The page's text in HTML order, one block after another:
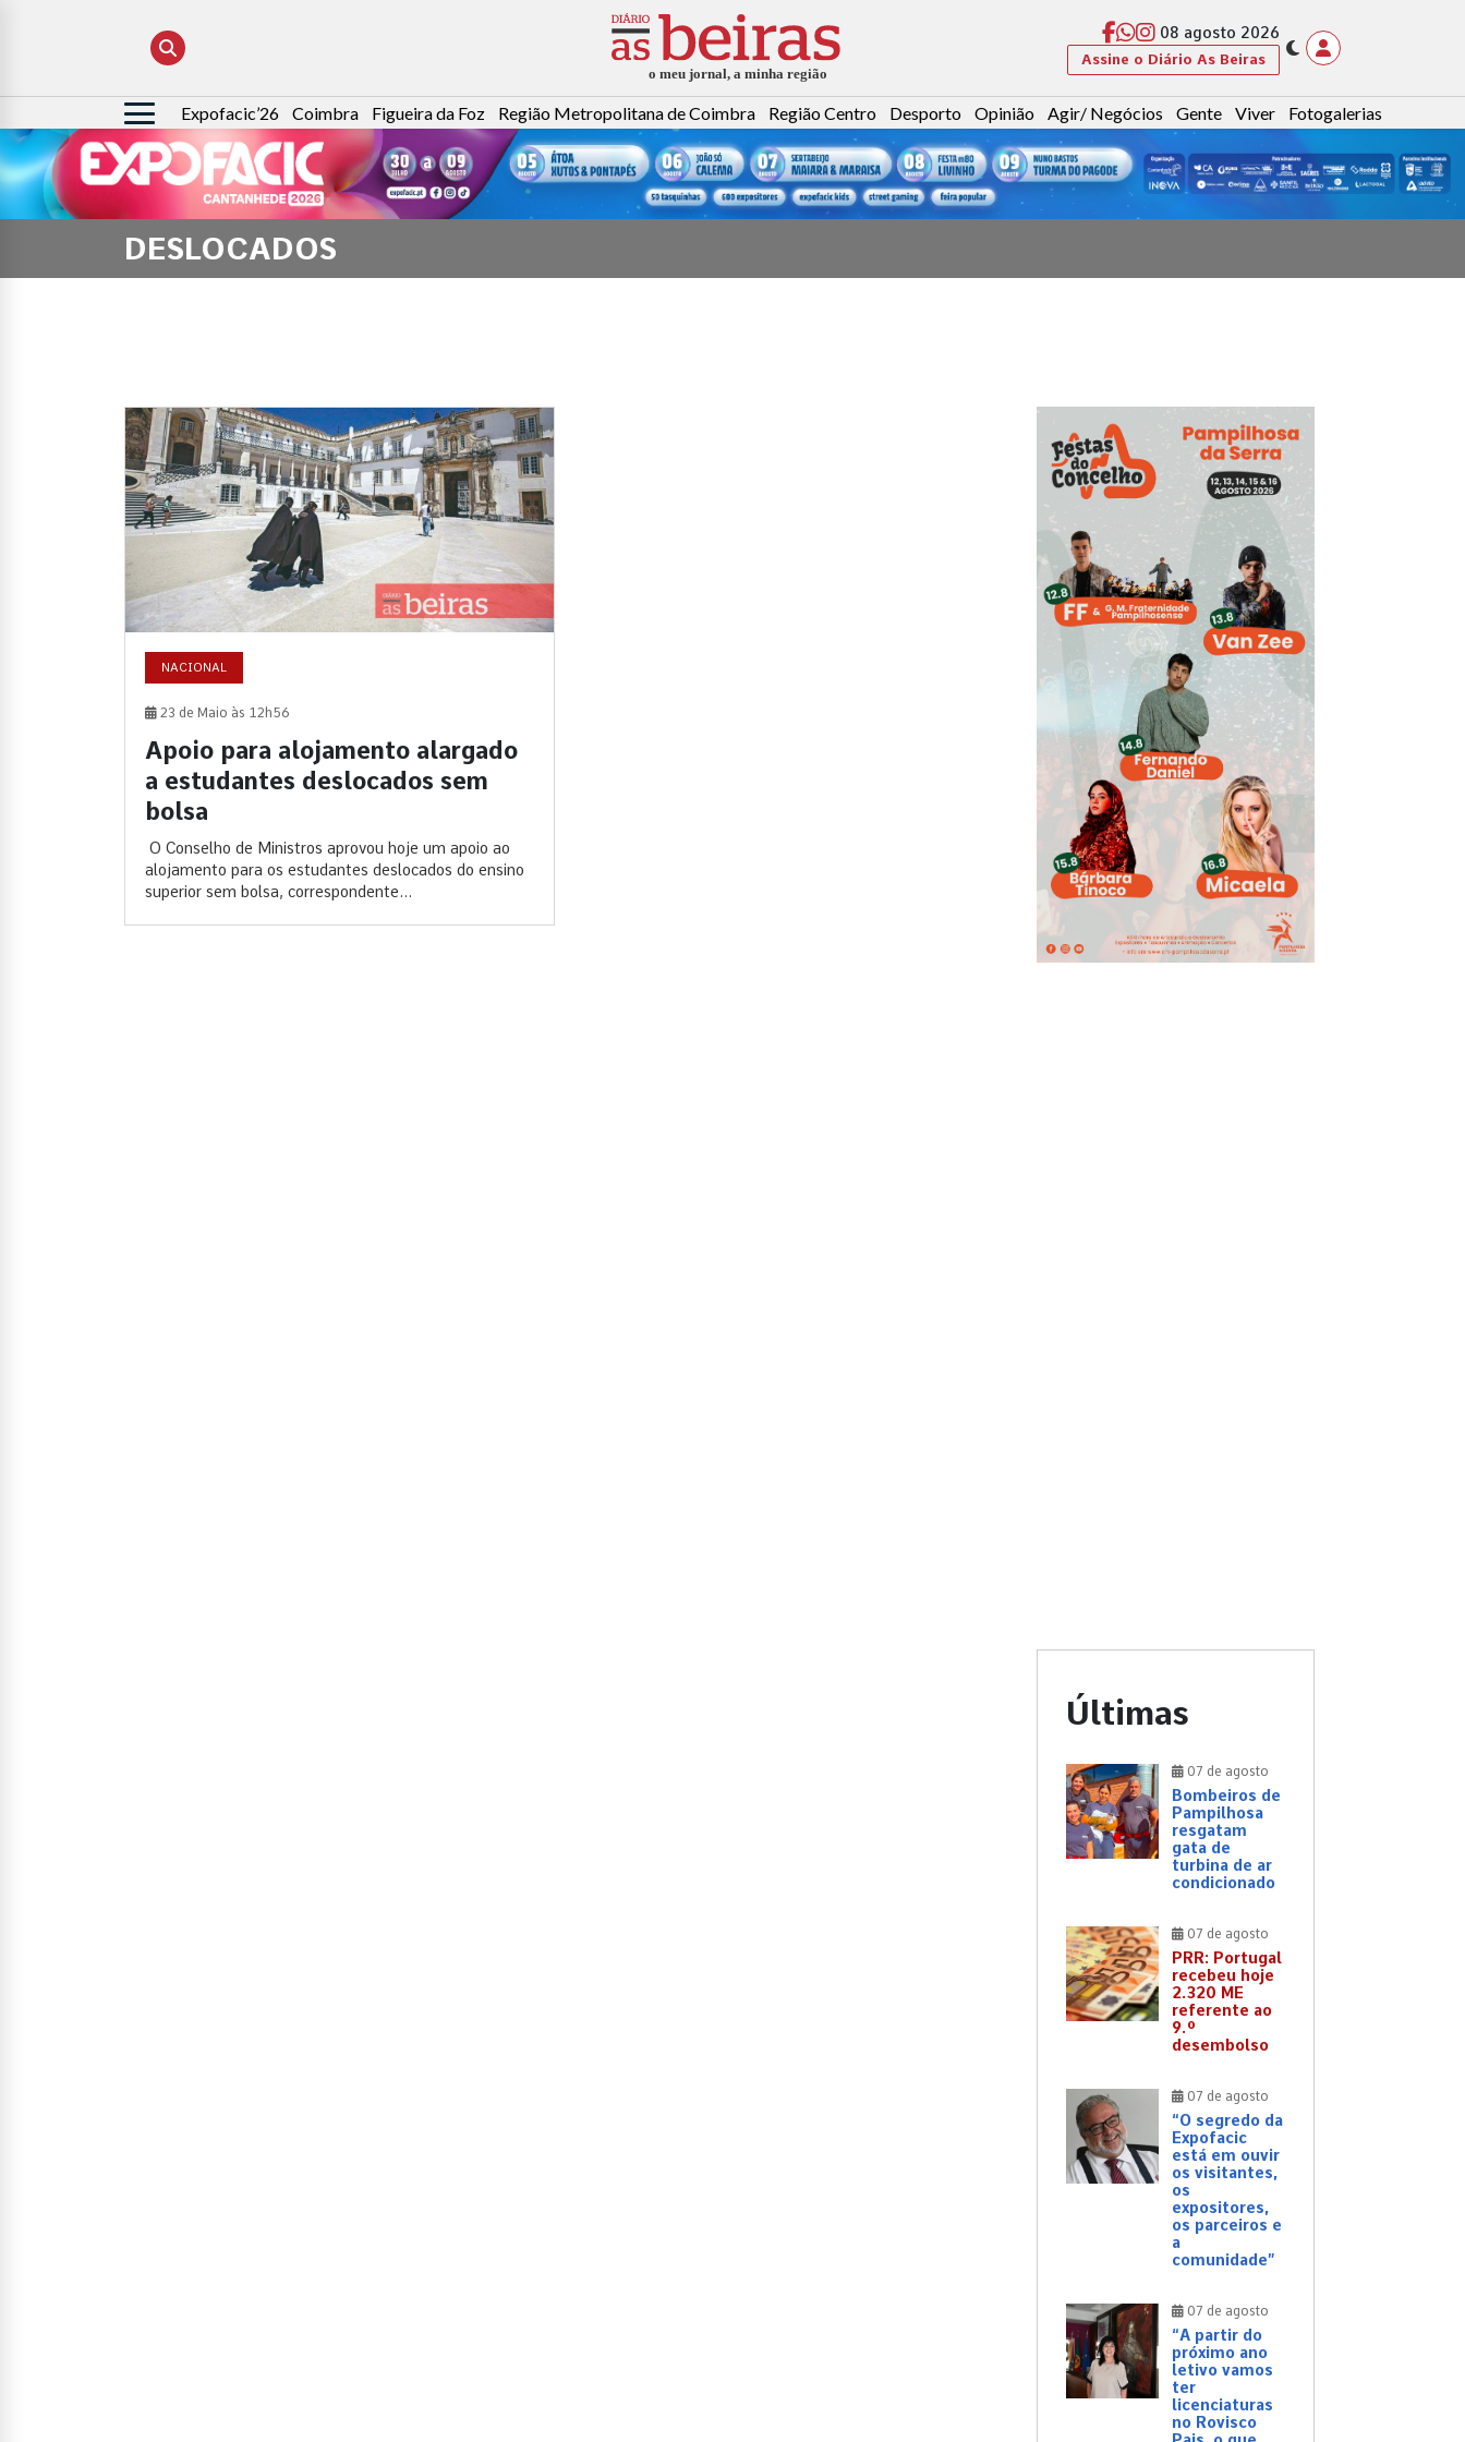
08 agosto 2026
Assine o Diário As Beiras
Pesquisar
por:
Expofacic’26 Coimbra Figueira da Foz Região Metropolitana de Coimbra Região Centro Desporto Opinião Agir/ Negócios Gente Viver Fotogalerias
DESLOCADOS
NACIONAL
23 de Maio às 12h56
Apoio para alojamento alargado
a estudantes deslocados sem
bolsa
O Conselho de Ministros aprovou hoje um apoio ao
alojamento para os estudantes deslocados do ensino
superior sem bolsa, correspondente...
Últimas
07 de agosto
Bombeiros de
Pampilhosa
resgatam
gata de
turbina de ar
condicionado
07 de agosto
PRR: Portugal
recebeu hoje
2.320 ME
referente ao
9.º
desembolso
07 de agosto
“O segredo da
Expofacic
está em ouvir
os visitantes,
os
expositores,
os parceiros e
a
comunidade”
07 de agosto
“A partir do
próximo ano
letivo vamos
ter
licenciaturas
no Rovisco